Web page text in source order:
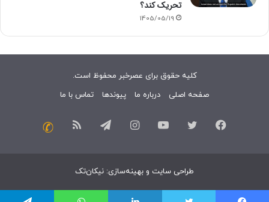
تحریک کند؟
1405/05/19
کلیه حقوق برای عصرخبر محفوظ است.
صفحه اصلی
درباره ما پیوندها تماس با ما
فیسبوک توییتر یوتیوب اینستاگرامتلگرام خوراک
طراحی سایت و بهینه‌سازی: نیکان‌تک